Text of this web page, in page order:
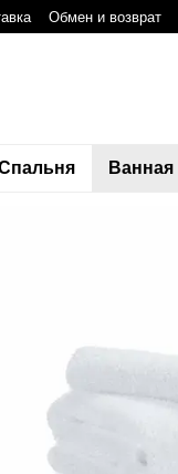
Обмен и возврат
Ванная